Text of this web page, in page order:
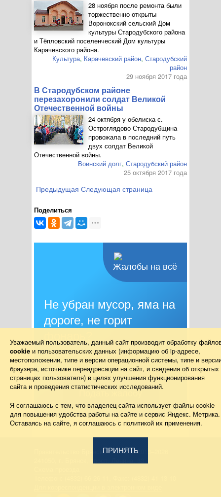
28 ноября после ремонта были
торжественно открыты
Воронокский сельский Дом
культуры Стародубского района
и Тёпловский поселенческий Дом культуры
Карачевского района.
Культура, Карачевский район, Стародубский
район
29 ноября 2017 года
В Стародубском районе
перезахоронили солдат Великой
Отечественной войны
24 октября у обелиска с.
Остроглядово Стародубщина
провожала в последний путь
двух солдат Великой
Отечественной войны.
Воинский долг, Стародубский район
25 октября 2017 года
Предыдущая Следующая страница
Поделиться
Жалобы на всё
Не убран мусор, яма на
дороге, не горит
Столкнулись с проблемой — сообщите о
ней!
Подать жалобу
Правительство Брянской области 2013–2026
Уважаемый пользователь, данный сайт производит обработку
cookie и пользовательских данных (информацию об ip-адресе,
местоположении, типе и версии операционной системы, типе и
браузера, источнике переадресации на сайт, и сведения об открытых
страницах пользователя) в целях улучшения функционирования
сайта и проведения статистических исследований.
Я соглашаюсь с тем, что владелец сайта использует файлы cookie
для повышения удобства работы на сайте и сервис Яндекс. Метрика.
Оставаясь на сайте, я соглашаюсь с политикой их применения.
ПРИНЯТЬ